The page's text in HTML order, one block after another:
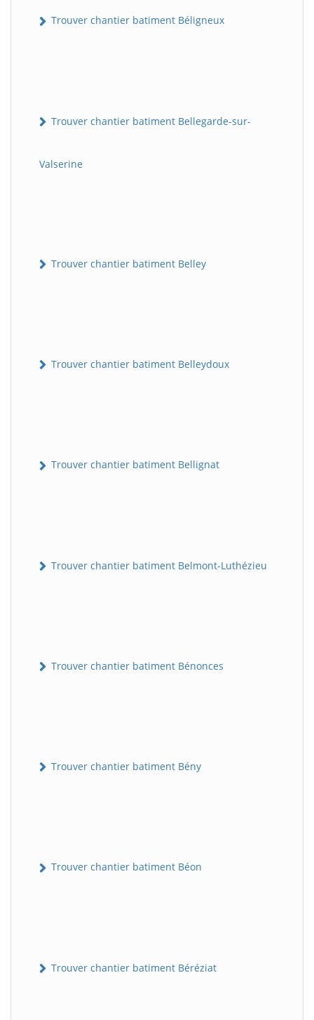
Trouver chantier batiment Béligneux
Trouver chantier batiment Bellegarde-sur-
Valserine
Trouver chantier batiment Belley
Trouver chantier batiment Belleydoux
Trouver chantier batiment Bellignat
Trouver chantier batiment Belmont-Luthézieu
Trouver chantier batiment Bénonces
Trouver chantier batiment Bény
Trouver chantier batiment Béon
Trouver chantier batiment Béréziat